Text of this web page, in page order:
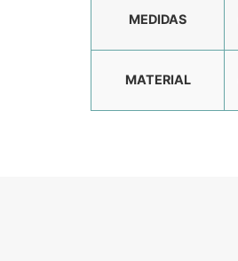
MEDIDAS
MATERIAL